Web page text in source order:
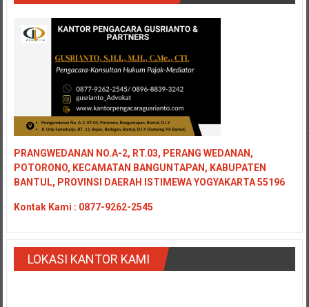
PRANGWEDANAN NO.A-2, RT.03, PERANG WEDANAN,
POTORONO, KECAMATAN BANGUNTAPAN, KABUPATEN
BANTUL, PROVINSI DAERAH ISTIMEWA YOGYAKARTA 55196
Kontak Kami : 0877-9262-2545
LOKASI KANTOR KAMI